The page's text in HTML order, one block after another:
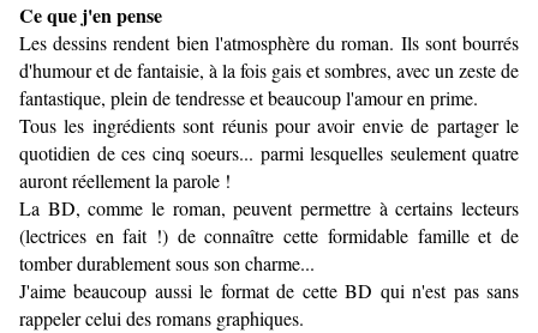
Ce que j'en pense
Les dessins rendent bien l'atmosphère du roman. Ils sont bourrés
d'humour et de fantaisie, à la fois gais et sombres, avec un zeste de
fantastique, plein de tendresse et beaucoup l'amour en prime.
Tous les ingrédients sont réunis pour avoir envie de partager le
quotidien de ces cinq soeurs... parmi lesquelles seulement quatre
auront réellement la parole !
La BD, comme le roman, peuvent permettre à certains lecteurs
(lectrices en fait !) de connaître cette formidable famille et de
tomber durablement sous son charme...
J'aime beaucoup aussi le format de cette BD qui n'est pas sans
rappeler celui des romans graphiques.